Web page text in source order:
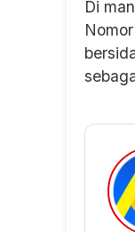
Di